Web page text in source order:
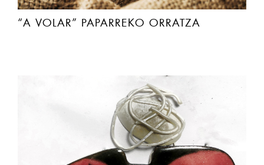
“A VOLAR” PAPARREKO ORRATZA